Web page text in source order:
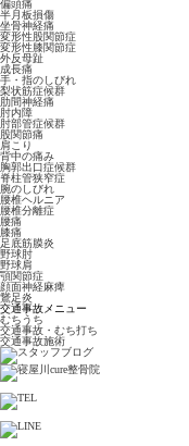
偏頭痛
半月板損傷
坐骨神経痛
変形性股関節症
変形性膝関節症
外反母趾
成長痛
手・指のしびれ
梨状筋症候群
肋間神経痛
肘内障
肘部管症候群
股関節痛
肩こり
背中の痛み
胸郭出口症候群
脊柱管狭窄症
腕のしびれ
腰椎ヘルニア
腰椎分離症
腰痛
膝痛
足底筋膜炎
野球肘
野球肩
顎関節症
顔面神経麻痺
鵞足炎
交通事故メニュー
むちうち
交通事故・むち打ち
交通事故施術